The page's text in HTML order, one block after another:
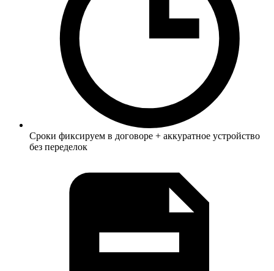
Сроки фиксируем в договоре + аккуратное устройство
без переделок